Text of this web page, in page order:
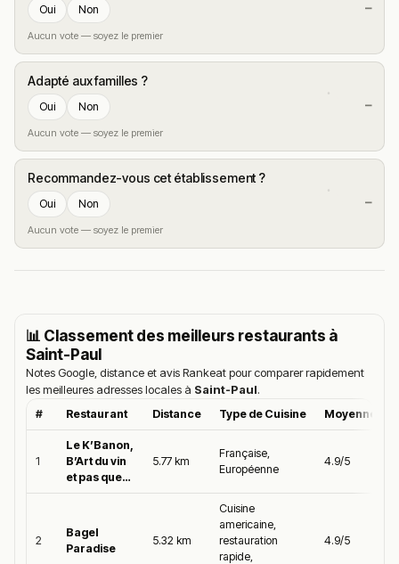
Oui Non
Aucun vote — soyez le premier
—
Adapté aux familles ?
Oui Non
Aucun vote — soyez le premier
—
Recommandez-vous cet établissement ?
Oui Non
Aucun vote — soyez le premier
—
📊 Classement des meilleurs restaurants à
Saint-Paul
Notes Google, distance et avis Rankeat pour comparer rapidement
les meilleures adresses locales à Saint-Paul.
# Restaurant Distance Type de Cuisine Moyenne
1
Le K’Banon,
B’Art du vin
et pas que…
5.77 km
Française,
Européenne
4.9/5
2
Bagel
Paradise
5.32 km
Cuisine
americaine,
restauration
rapide,
4.9/5